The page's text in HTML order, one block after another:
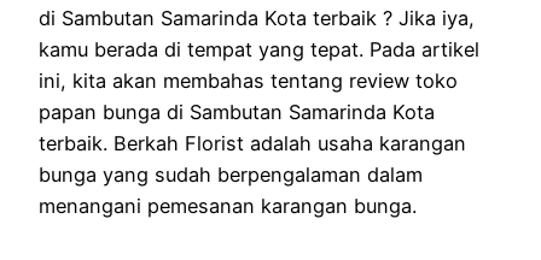
di Sambutan Samarinda Kota terbaik ? Jika iya,
kamu berada di tempat yang tepat. Pada artikel
ini, kita akan membahas tentang review toko
papan bunga di Sambutan Samarinda Kota
terbaik. Berkah Florist adalah usaha karangan
bunga yang sudah berpengalaman dalam
menangani pemesanan karangan bunga.